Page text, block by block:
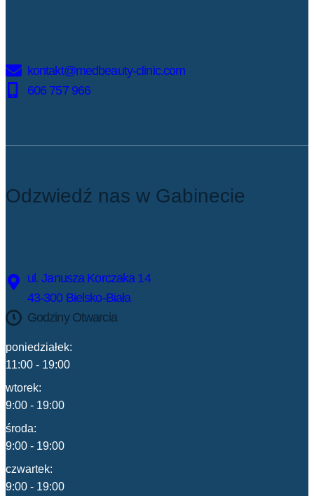
kontakt@medbeauty-clinic.com
606 757 966
Odzwiedź nas w Gabinecie
ul. Janusza Korczaka 14
43-300 Bielsko-Biała
Godziny Otwarcia
poniedziałek:
11:00 - 19:00
wtorek:
9:00 - 19:00
środa:
9:00 - 19:00
czwartek:
9:00 - 19:00